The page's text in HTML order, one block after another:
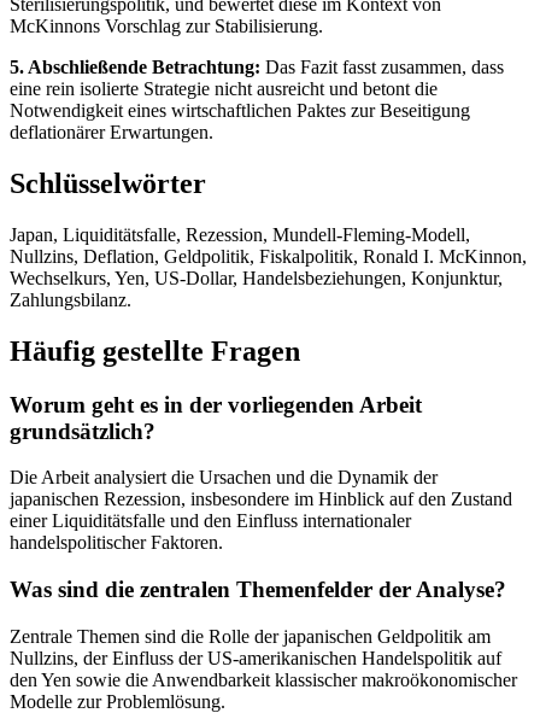
Sterilisierungspolitik, und bewertet diese im Kontext von
McKinnons Vorschlag zur Stabilisierung.
5. Abschließende Betrachtung: Das Fazit fasst zusammen, dass
eine rein isolierte Strategie nicht ausreicht und betont die
Notwendigkeit eines wirtschaftlichen Paktes zur Beseitigung
deflationärer Erwartungen.
Schlüsselwörter
Japan, Liquiditätsfalle, Rezession, Mundell-Fleming-Modell,
Nullzins, Deflation, Geldpolitik, Fiskalpolitik, Ronald I. McKinnon,
Wechselkurs, Yen, US-Dollar, Handelsbeziehungen, Konjunktur,
Zahlungsbilanz.
Häufig gestellte Fragen
Worum geht es in der vorliegenden Arbeit
grundsätzlich?
Die Arbeit analysiert die Ursachen und die Dynamik der
japanischen Rezession, insbesondere im Hinblick auf den Zustand
einer Liquiditätsfalle und den Einfluss internationaler
handelspolitischer Faktoren.
Was sind die zentralen Themenfelder der Analyse?
Zentrale Themen sind die Rolle der japanischen Geldpolitik am
Nullzins, der Einfluss der US-amerikanischen Handelspolitik auf
den Yen sowie die Anwendbarkeit klassischer makroökonomischer
Modelle zur Problemlösung.